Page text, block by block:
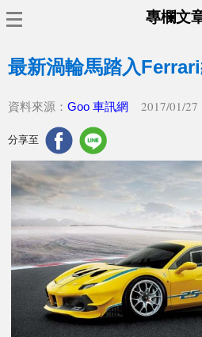
專欄文
最新渦輪馬踏入
資料來源： Goo 車訊網 2017/01/27
分享至